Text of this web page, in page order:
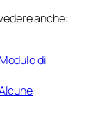
anche:
di